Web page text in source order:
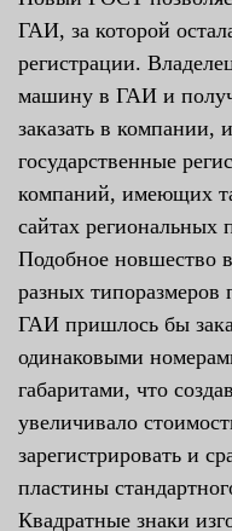
ГАИ, за которой
регистрации.
машину в ГАИ и
заказать в компании,
государственные
компаний, имеющих
сайтах региональных
Подобное новшество
разных типоразмеров
ГАИ пришлось бы
одинаковыми
габаритами, что
увеличивало
зарегистрировать и
пластины
Квадратные знаки